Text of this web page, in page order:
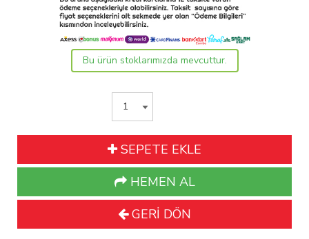
Bu ürün stoklarımızda mevcuttur.
SEPETE EKLE
HEMEN AL
GERİ DÖN